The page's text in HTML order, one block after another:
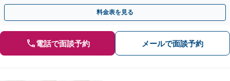
産整理業務の代行あり」【電話相談】
料金表を見る
電話で面談予約 メールで面談予約